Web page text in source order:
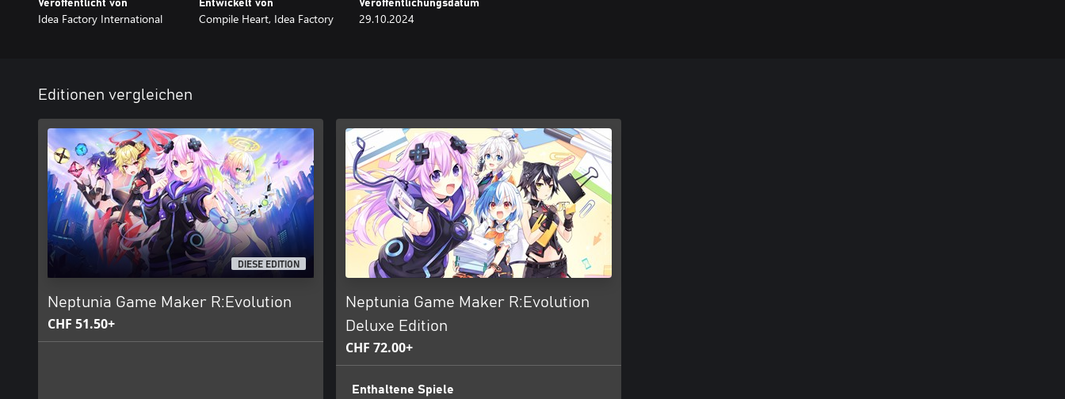
an die Spitze zu führen! Es könnte jedoch andere Videospielstudios geben, die bereit sind, dich zu
besiegen. Mit einem erneuerten Kampfsystem, verketteten Angriffen und speziellen
Veröffentlicht von
Idea Factory International
Entwickelt von
Compile Heart, Idea Factory
Veröffentlichungsdatum
29.10.2024
Editionen vergleichen
DIESE EDITION
Neptunia Game Maker R:Evolution
CHF 51.50+
Neptunia Game Maker R:Evolution
Deluxe Edition
CHF 72.00+
Enthaltene Spiele